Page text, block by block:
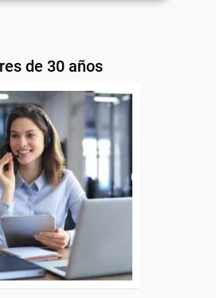
de 30 años